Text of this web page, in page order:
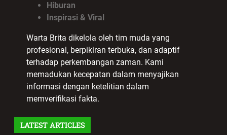
Hiburan
Inspirasi & Viral
Warta Brita dikelola oleh tim muda yang
profesional, berpikiran terbuka, dan adaptif
terhadap perkembangan zaman. Kami
memadukan kecepatan dalam menyajikan
informasi dengan ketelitian dalam
memverifikasi fakta.
LATEST ARTICLES